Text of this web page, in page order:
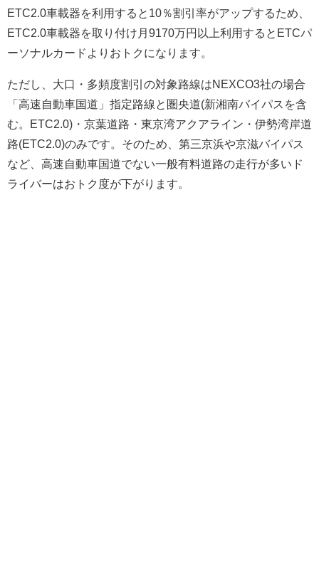
ETC2.0車載器を利用すると10％割引率がアップするため、
ETC2.0車載器を取り付け月9170万円以上利用するとETCパ
ーソナルカードよりおトクになります。
ただし、大口・多頻度割引の対象路線はNEXCO3社の場合
「高速自動車国道」指定路線と圏央道(新湘南バイパスを含
む。ETC2.0)・京葉道路・東京湾アクアライン・伊勢湾岸道
路(ETC2.0)のみです。そのため、第三京浜や京滋バイパス
など、高速自動車国道でない一般有料道路の走行が多いド
ライバーはおトク度が下がります。